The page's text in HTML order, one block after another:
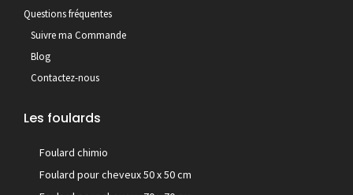
Questions fréquentes
Suivre ma Commande
Blog
Contactez-nous
Les foulards
Foulard chimio
Foulard pour cheveux 50 x 50 cm